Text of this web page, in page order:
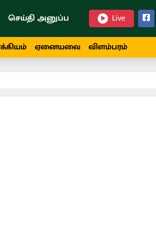
செய்தி அனுப்ப Live
ஏனையவை விளம்பரம்